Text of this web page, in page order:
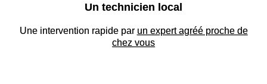
Un technicien local
Une intervention rapide par un expert agréé proche de
chez vous